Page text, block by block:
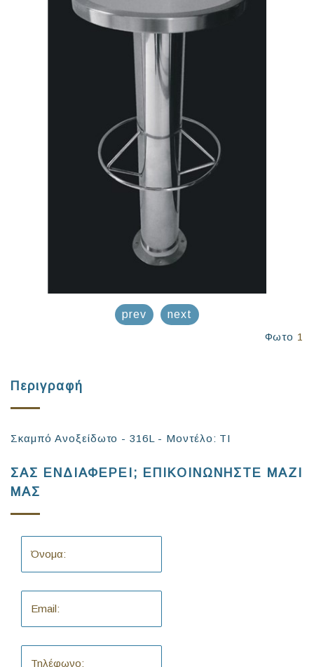
prev
next
Φωτο 1
Περιγραφή
Σκαμπό Ανοξείδωτο - 316L - Μοντέλο: TI
ΣΑΣ ΕΝΔΙΑΦΕΡΕΙ; ΕΠΙΚΟΙΝΩΝΗΣΤΕ ΜΑΖΙ
ΜΑΣ